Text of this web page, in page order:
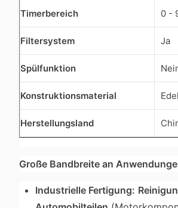
Timerbereich 0 -
Filtersystem Ja
Spülfunktion
Konstruktionsmaterial
Herstellungsland
Große Bandbreite an
Industrielle Fertigung: